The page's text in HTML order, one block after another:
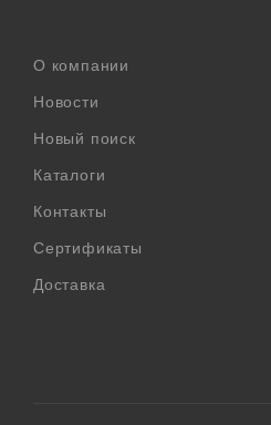
О компании
Новости
Новый поиск
Каталоги
Контакты
Сертификаты
Доставка